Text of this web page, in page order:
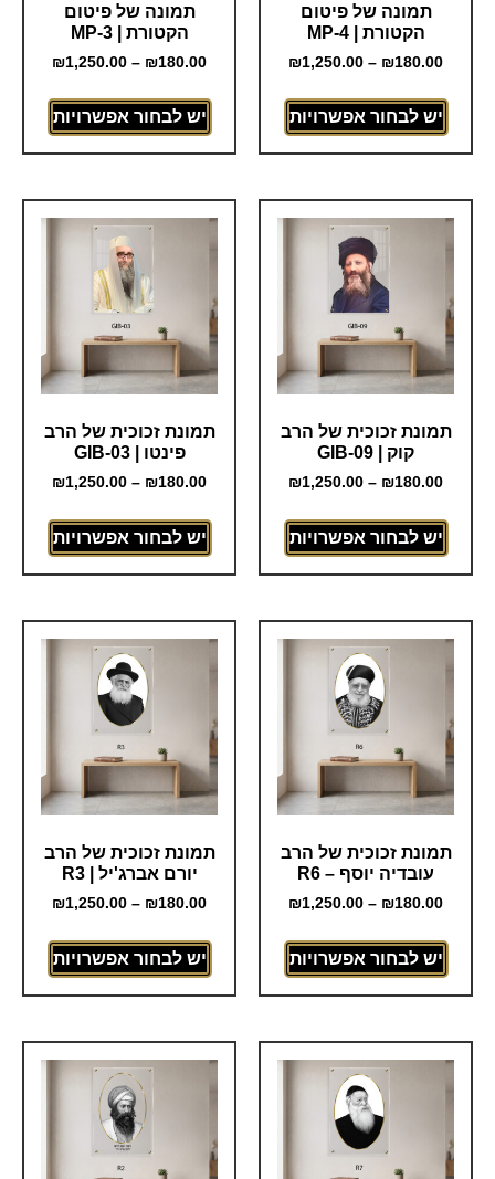
תמונה של פיטום
הקטורת | MP-4
₪180.00
–
₪1,250.00
יש לבחור אפשרויות
תמונה של פיטום
הקטורת | MP-3
₪180.00
–
₪1,250.00
יש לבחור אפשרויות
תמונת זכוכית של הרב
קוק | GIB-09
₪180.00
–
₪1,250.00
יש לבחור אפשרויות
תמונת זכוכית של הרב
פינטו | GIB-03
₪180.00
–
₪1,250.00
יש לבחור אפשרויות
תמונת זכוכית של הרב
עובדיה יוסף – R6
₪180.00
–
₪1,250.00
יש לבחור אפשרויות
תמונת זכוכית של הרב
יורם אברג'יל | R3
₪180.00
–
₪1,250.00
יש לבחור אפשרויות